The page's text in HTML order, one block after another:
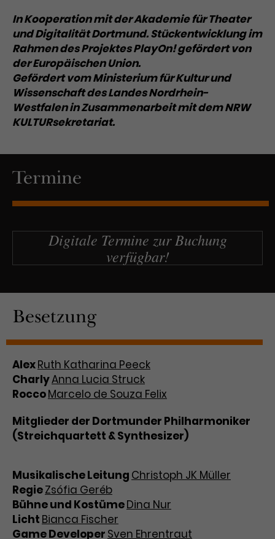
In Kooperation mit der Akademie für Theater
und Digitalität Dortmund. Stückentwicklung im
Rahmen des Projektes PlayOn! gefördert von
der Europäischen Union.
Gefördert vom Ministerium für Kultur und
Wissenschaft des Landes Nordrhein-
Westfalen in Zusammenarbeit mit dem NRW
KULTURsekretariat.
Termine
Digitale Termine zur Buchung
verfügbar!
Besetzung
AlexRuth Katharina Peeck
CharlyAnna Lucia Struck
RoccoMarcelo de Souza Felix
Mitglieder der Dortmunder Philharmoniker
(Streichquartett & Synthesizer)
Musikalische Leitung Christoph JK Müller
RegieZsófia Geréb
Bühne und KostümeDina Nur
Licht Bianca Fischer
Game Developer Sven Ehrentraut